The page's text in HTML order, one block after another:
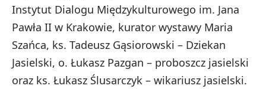
Instytut Dialogu Międzykulturowego im. Jana
Pawła II w Krakowie, kurator wystawy Maria
Szańca, ks. Tadeusz Gąsiorowski – Dziekan
Jasielski, o. Łukasz Pazgan – proboszcz jasielski
oraz ks. Łukasz Ślusarczyk – wikariusz jasielski.